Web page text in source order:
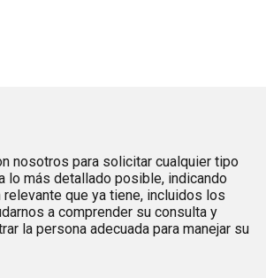
nosotros para solicitar cualquier tipo
lo más detallado posible, indicando
que ya tiene, incluidos los
a comprender su consulta y
la persona adecuada para manejar su